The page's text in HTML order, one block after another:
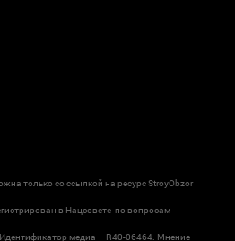
только со ссылкой на ресурс StroyObzor
в Нацсовете по вопросам
медиа – R40-06464. Мнение